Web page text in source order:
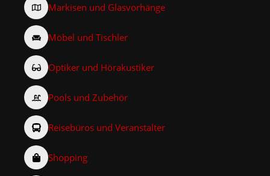
Markisen und Glasvorhänge
Möbel und Tischler
Optiker und Hörakustiker
Pools und Zubehör
Reisebüros und Veranstalter
Shopping